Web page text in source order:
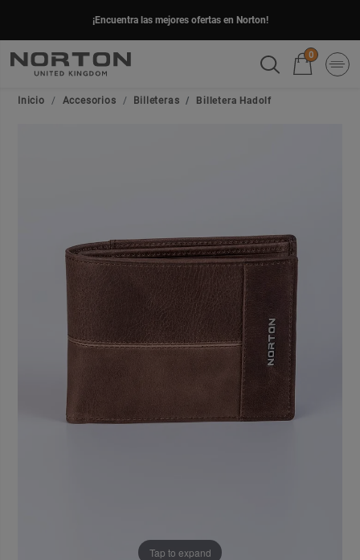
¡Encuentra las mejores ofertas en Norton!
0
Inicio Accesorios Billeteras Billetera Hadolf
Tap to expand